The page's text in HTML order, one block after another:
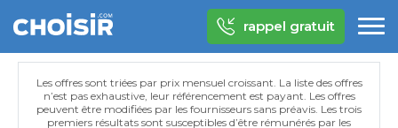
rappel gratuit
Les offres sont triées par prix mensuel croissant. La liste des offres
n’est pas exhaustive, leur référencement est payant. Les offres
peuvent être modifiées par les fournisseurs sans préavis. Les trois
premiers résultats sont susceptibles d’être rémunérés par les